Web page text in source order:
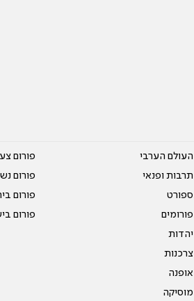
העולם הערבי
תרבות ופנאי
ספורט
פורומים
יהדות
צרכנות
אופנה
מוסיקה
פורום
פורום
פורום
פורום